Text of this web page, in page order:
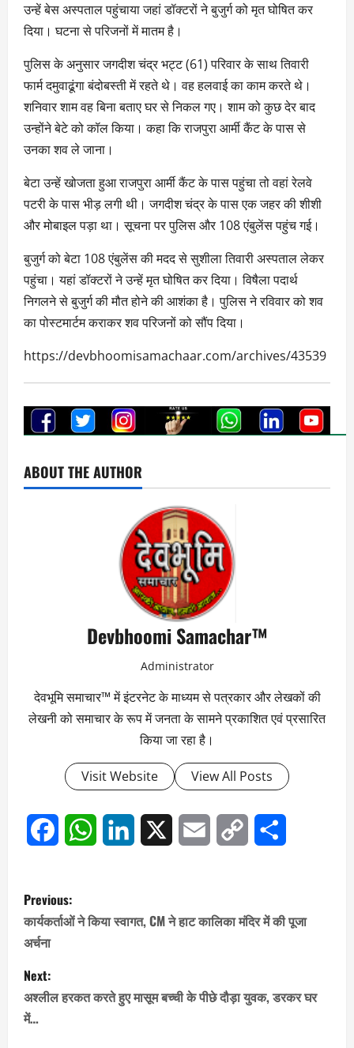
उन्हें बेस अस्पताल पहुंचाया जहां डॉक्टरों ने बुजुर्ग को मृत घोषित कर
दिया। घटना से परिजनों में मातम है।
पुलिस के अनुसार जगदीश चंद्र भट्ट (61) परिवार के साथ तिवारी
फार्म दमुवाढूंगा बंदोबस्ती में रहते थे। वह हलवाई का काम करते थे।
शनिवार शाम वह बिना बताए घर से निकल गए। शाम को कुछ देर बाद
उन्होंने बेटे को कॉल किया। कहा कि राजपुरा आर्मी कैंट के पास से
उनका शव ले जाना।
बेटा उन्हें खोजता हुआ राजपुरा आर्मी कैंट के पास पहुंचा तो वहां रेलवे
पटरी के पास भीड़ लगी थी। जगदीश चंद्र के पास एक जहर की शीशी
और मोबाइल पड़ा था। सूचना पर पुलिस और 108 एंबुलेंस पहुंच गई।
बुजुर्ग को बेटा 108 एंबुलेंस की मदद से सुशीला तिवारी अस्पताल लेकर
पहुंचा। यहां डॉक्टरों ने उन्हें मृत घोषित कर दिया। विषैला पदार्थ
निगलने से बुजुर्ग की मौत होने की आशंका है। पुलिस ने रविवार को शव
का पोस्टमार्टम कराकर शव परिजनों को सौंप दिया।
https://devbhoomisamachaar.com/archives/43539
ABOUT THE AUTHOR
Devbhoomi Samachar™
Administrator
देवभूमि समाचार™ में इंटरनेट के माध्यम से पत्रकार और लेखकों की
लेखनी को समाचार के रूप में जनता के सामने प्रकाशित एवं प्रसारित
किया जा रहा है।
Visit Website View All Posts
FacebookWhatsAppLinkedIn Email
Copy
P
o
s
t
n
Previous:
कार्यकर्ताओं ने किया स्वागत, CM ने हाट कालिका मंदिर में की पूजा
अर्चना
Next:
अश्लील हरकत करते हुए मासूम बच्ची के पीछे दौड़ा युवक, डरकर घर
में…